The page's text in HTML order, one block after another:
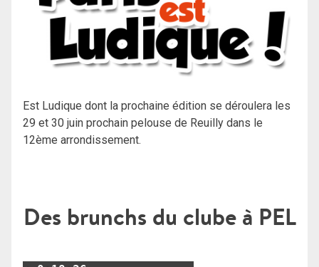
Est Ludique dont la prochaine édition se déroulera les
29 et 30 juin prochain pelouse de Reuilly dans le
12ème arrondissement.
Des brunchs du clube à PEL